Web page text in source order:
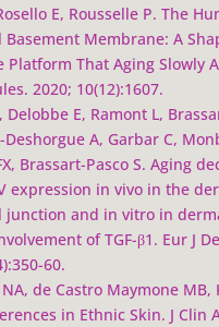
E, Rousselle P. The
Basement Membrane: A
Platform That Aging Slowly
. 2020; 10(12):1607.
Delobbe E, Ramont L,
A, Garbar C,
Brassart-Pasco S. Aging
expression in vivo in the
junction and in vitro in
of TGF-β1. Eur J
60.
de Castro Maymone MB,
in Ethnic Skin. J Clin